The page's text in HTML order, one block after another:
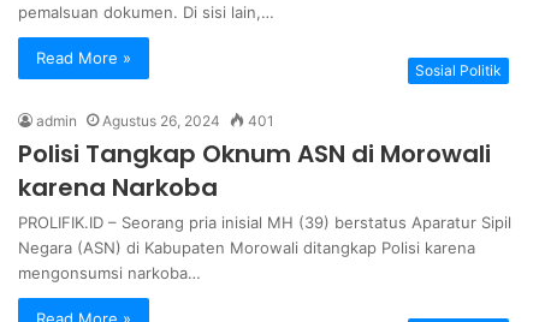
pemalsuan dokumen. Di sisi lain,…
Read More »
Sosial Politik
admin Agustus 26, 2024 401
Polisi Tangkap Oknum ASN di Morowali
karena Narkoba
PROLIFIK.ID – Seorang pria inisial MH (39) berstatus Aparatur Sipil
Negara (ASN) di Kabupaten Morowali ditangkap Polisi karena
mengonsumsi narkoba…
Read More »